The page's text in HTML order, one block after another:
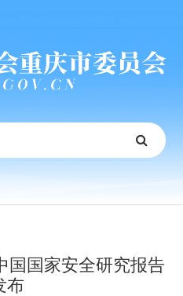
国国家安全研究报告
布